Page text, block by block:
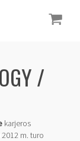
/
karjeros
m. turo